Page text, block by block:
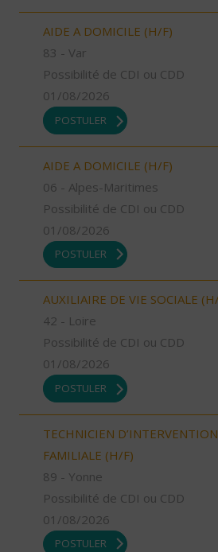
AIDE A DOMICILE (H/F)
83 - Var
Possibilité de CDI ou CDD
01/08/2026
POSTULER
AIDE A DOMICILE (H/F)
06 - Alpes-Maritimes
Possibilité de CDI ou CDD
01/08/2026
POSTULER
AUXILIAIRE DE VIE SOCIALE
42 - Loire
Possibilité de CDI ou CDD
01/08/2026
POSTULER
TECHNICIEN
FAMILIALE (H/F)
89 - Yonne
Possibilité de CDI ou CDD
01/08/2026
POSTULER